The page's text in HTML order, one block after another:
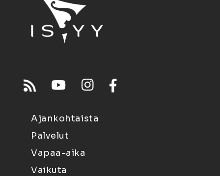
Ajankohtaista
Palvelut
Vapaa-aika
Vaikuta